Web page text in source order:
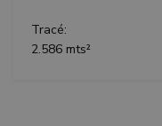
Tracé:
2.586 mts²